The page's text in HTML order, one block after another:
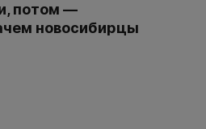
потом —
новосибирцы